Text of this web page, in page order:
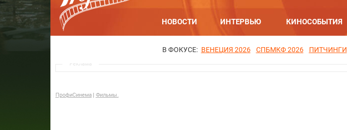
НОВОСТИ ИНТЕРВЬЮ КИНОСОБЫТИЯ
В ФОКУСЕ: ВЕНЕЦИЯ 2026 СПБМКФ 2026 ПИТЧИНГИ
Реклама
ПрофиСинема Фильмы.